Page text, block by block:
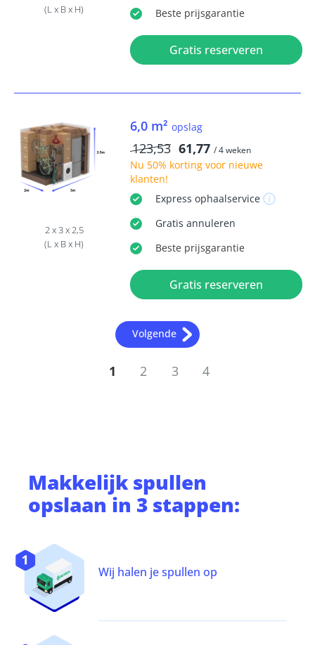
(L x B x H)
Beste prijsgarantie
Gratis reserveren
2 x 3 x 2,5
(L x B x H)
6,0 m² opslag
123,53 61,77 / 4 weken
Nu 50% kortingvoor nieuwe
klanten!
Express ophaalservice
Gratis annuleren
Beste prijsgarantie
Gratis reserveren
Volgende
1 2 3 4
Makkelijkspullen
opslaan in 3 stappen:
Wij halen je spullen op